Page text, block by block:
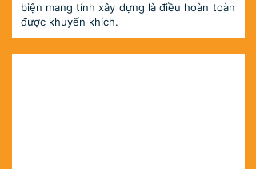
biện mang tính xây dựng là điều hoàn toàn
được khuyến khích.